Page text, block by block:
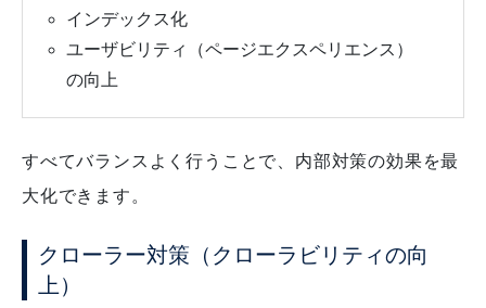
インデックス化
ユーザビリティ（ページエクスペリエンス）
の向上
すべてバランスよく行うことで、内部対策の効果を最
大化できます。
クローラー対策（クローラビリティの向
上）